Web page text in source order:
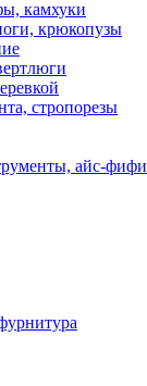
камхуки
крюкопузы
стропорезы
айс-фифи